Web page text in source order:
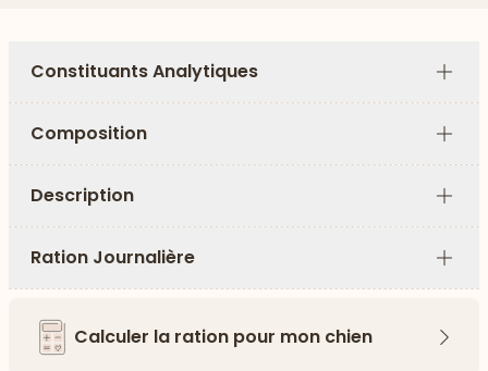
Constituants Analytiques
Plus
Composition
Plus
Description
Plus
Ration Journalière
Plus
Calculer la ration pour mon chien